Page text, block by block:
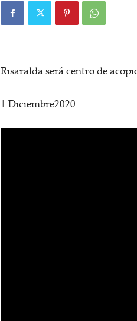
Risaralda será centro de
| Diciembre2020